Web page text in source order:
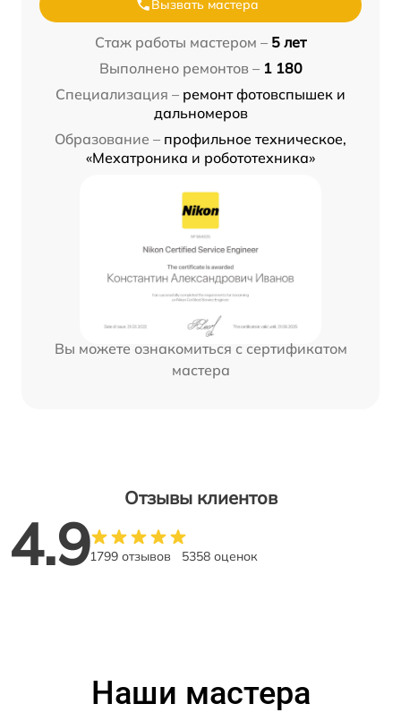
Вызвать мастера
Стаж работы мастером – 5 лет
Выполнено ремонтов – 1 180
Специализация – ремонт фотовспышек и
дальномеров
Образование – профильное техническое,
«Мехатроника и робототехника»
Вы можете ознакомиться с сертификатом
мастера
Отзывы клиентов
4.91799 отзывов 5358 оценок
Наши мастера